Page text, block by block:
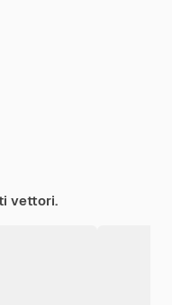
vettori.